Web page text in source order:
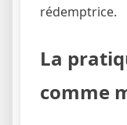
rédemptrice.
La
comme